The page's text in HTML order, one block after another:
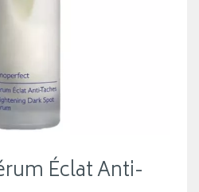
Éclat Anti-